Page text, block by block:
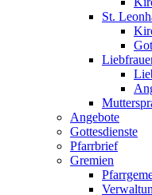
St.
Angebote
Gottesdienste
Pfarrbrief
Gremien